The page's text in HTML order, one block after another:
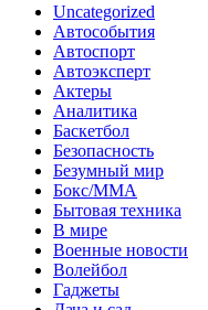
Uncategorized
Автособытия
Автоспорт
Автоэксперт
Актеры
Аналитика
Баскетбол
Безопасность
Безумный мир
Бокс/MMA
Бытовая техника
В мире
Военные новости
Волейбол
Гаджеты